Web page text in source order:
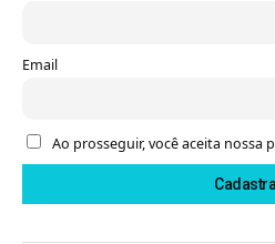
Email
Ao prosseguir, você aceita nossa